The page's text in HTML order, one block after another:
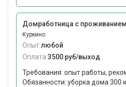
Домработница с
Куркино
Опыт:любой
Оплата:3500 руб/выход
Требования: опыт работы,
Обязанности: уборка дома 300